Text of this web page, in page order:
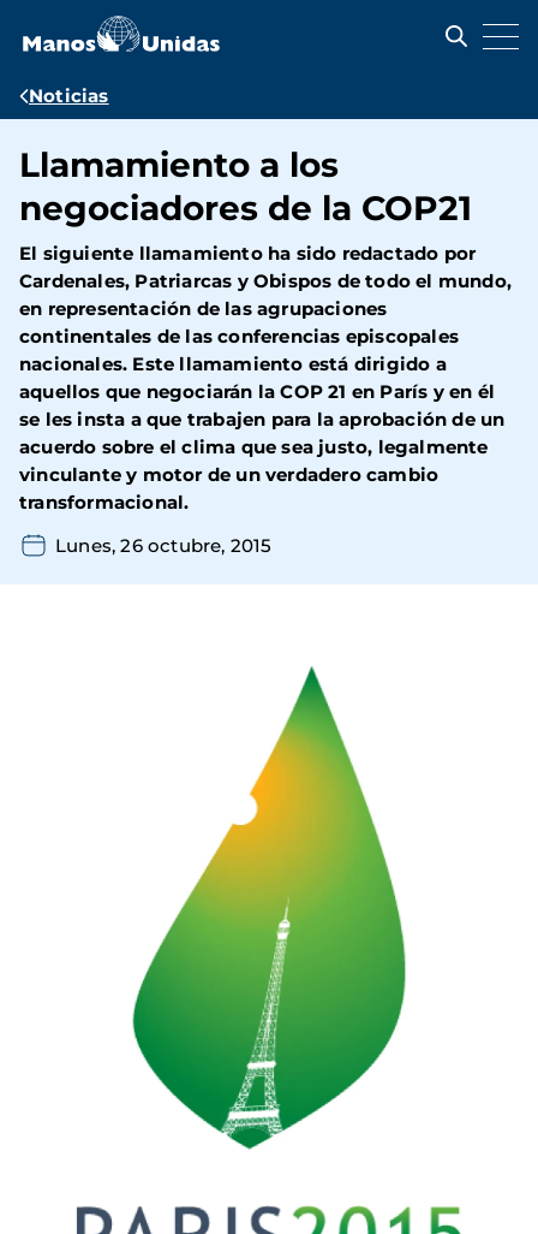
contenido
Ruta
navegación
Noticias
Llamamiento a los
negociadores de la COP21
El siguiente llamamiento ha sido redactado por
Cardenales, Patriarcas y Obispos de todo el mundo,
en representación de las agrupaciones
continentales de las conferencias episcopales
nacionales. Este llamamiento está dirigido a
aquellos que negociarán la COP 21 en París y en él
se les insta a que trabajen para la aprobación de un
acuerdo sobre el clima que sea justo, legalmente
vinculante y motor de un verdadero cambio
transformacional.
Lunes, 26 octubre, 2015